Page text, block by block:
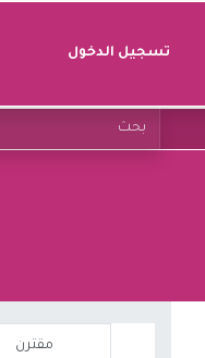
تسجيل الدخول
مقترن